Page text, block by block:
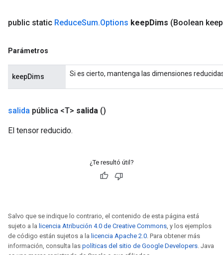
public static ReduceSum.Options keepDims (Boolean keep
Parámetros
keepDims Si es cierto, mantenga las dimensiones
salida pública <T> salida ()
El tensor reducido.
¿Te resultó útil?
Salvo que se indique lo contrario, el contenido de esta página está
sujeto a la licencia Atribución 4.0 de Creative Commons, y los ejemplos
de código están sujetos a la licencia Apache 2.0. Para obtener más
información, consulta las políticas del sitio de Google Developers. Java